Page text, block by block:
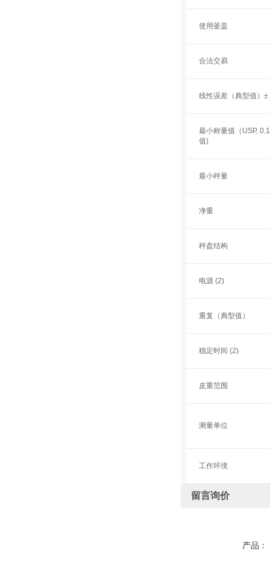
使用釜盖
合法交易
线性误差（典型值）±
最小称量值（USP,
值)
最小秤量
净重
秤盘结构
电源 (2)
重复（典型值）
稳定时间 (2)
皮重范围
测量单位
工作环境
留言询价
产品：